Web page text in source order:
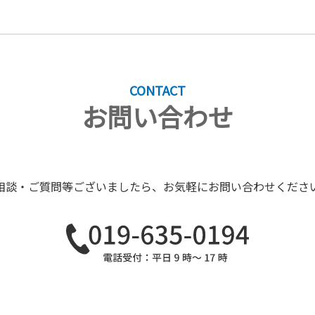
CONTACT
お問い合わせ
談・ご質問等ございましたら、 お気軽にお問い合わせくださ